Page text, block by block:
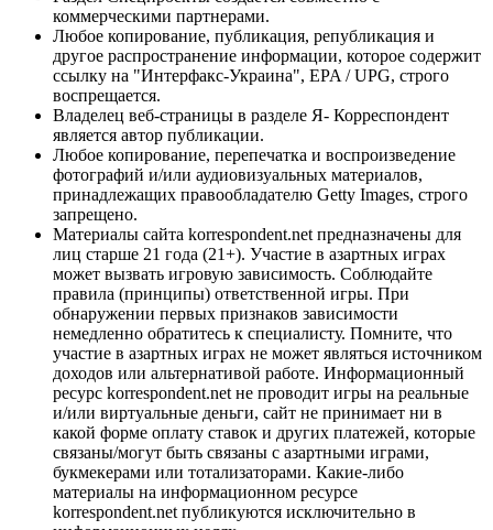
коммерческими партнерами.
Любое копирование, публикация, републикация и
другое распространение информации, которое содержит
ссылку на "Интерфакс-Украина", EPA / UPG, строго
воспрещается.
Владелец веб-страницы в разделе Я- Корреспондент
является автор публикации.
Любое копирование, перепечатка и воспроизведение
фотографий и/или аудиовизуальных материалов,
принадлежащих правообладателю Getty Images, строго
запрещено.
Материалы сайта korrespondent.net предназначены для
лиц старше 21 года (21+). Участие в азартных играх
может вызвать игровую зависимость. Соблюдайте
правила (принципы) ответственной игры. При
обнаружении первых признаков зависимости
немедленно обратитесь к специалисту. Помните, что
участие в азартных играх не может являться источником
доходов или альтернативой работе. Информационный
ресурс korrespondent.net не проводит игры на реальные
и/или виртуальные деньги, сайт не принимает ни в
какой форме оплату ставок и других платежей, которые
связаны/могут быть связаны с азартными играми,
букмекерами или тотализаторами. Какие-либо
материалы на информационном ресурсе
korrespondent.net публикуются исключительно в